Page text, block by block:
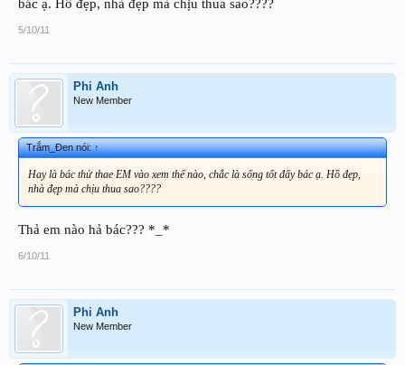
bác ạ. Hồ đẹp, nhà đẹp mà chịu thua sao????
5/10/11
Phi Anh
New Member
Trắm_Đen nói:↑
Hay là bác thử thae EM vào xem thế nào, chắc là sống tốt đấy bác ạ. Hồ đẹp,
nhà đẹp mà chịu thua sao????
Thả em nào hả bác??? *_*
6/10/11
Phi Anh
New Member